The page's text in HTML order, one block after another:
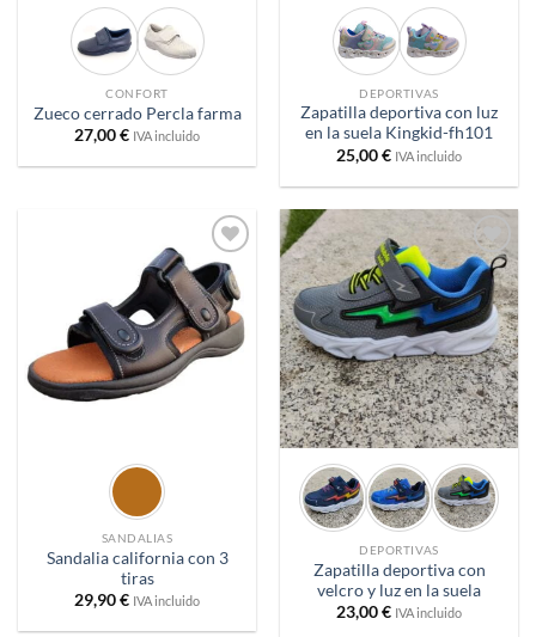
CONFORT
Zueco cerrado Percla farma
27,00€ IVA incluido
DEPORTIVAS
Zapatilla deportiva con luz
en la suela Kingkid-fh101
25,00€ IVA incluido
Añadir
a
deseos
SANDALIAS
Sandalia california con 3
tiras
29,90€ IVA incluido
Añadir
a
deseos
DEPORTIVAS
Zapatilla deportiva con
velcro y luz en la suela
23,00€ IVA incluido